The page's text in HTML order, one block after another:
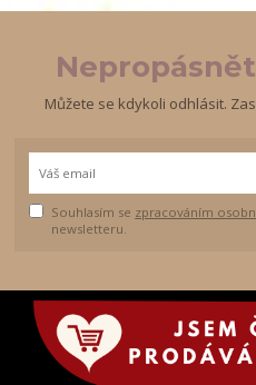
Můžete se kdykoli odhlásit.
Souhlasím se zpracováním
newsletteru.